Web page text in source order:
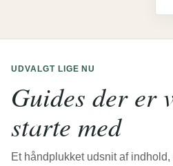
UDVALGT LIGE NU
Guides der er
starte med
Et håndplukket udsnit af